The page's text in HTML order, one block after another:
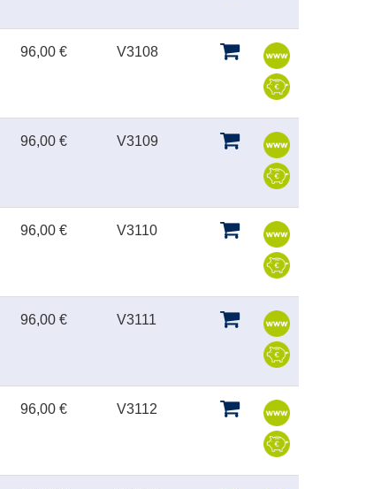
96,00 € V3108
96,00 € V3109
96,00 € V3110
96,00 € V3111
96,00 € V3112